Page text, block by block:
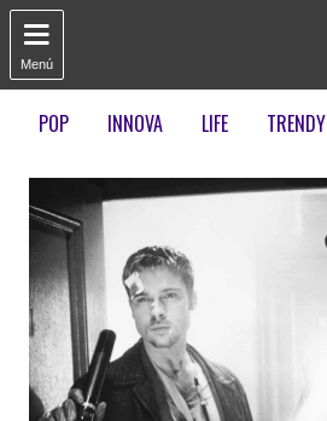

Menú
POP INNOVA LIFE TRENDY